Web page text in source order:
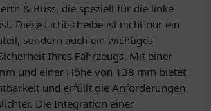
& Buss, die speziell für die linke
Diese Lichtscheibe ist nicht nur ein
sondern auch ein wichtiges
Ihres Fahrzeugs. Mit einer
und einer Höhe von 138 mm bietet
und erfüllt die Anforderungen
Die Integration einer